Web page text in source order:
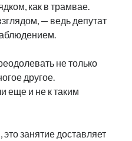
как в трамвае.
— ведь депутат
не только
другое.
еще и не к таким
это занятие доставляет